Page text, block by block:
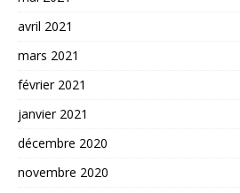
avril 2021
mars 2021
février 2021
janvier 2021
décembre 2020
novembre 2020